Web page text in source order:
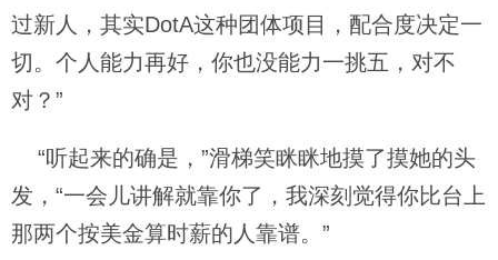
过新人，其实DotA这种团体项目，配合度决定一
切。个人能力再好，你也没能力一挑五，对不
对？”
“听起来的确是，”滑梯笑眯眯地摸了摸她的头
发，“一会儿讲解就靠你了，我深刻觉得你比台上
那两个按美金算时薪的人靠谱。”